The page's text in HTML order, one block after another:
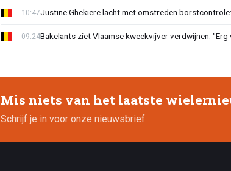
Justine Ghekiere lacht met omstreden
10:47
Bakelants ziet Vlaamse kweekvijver verdwijnen:
09:24
Mis niets van het laatste
Schrijf je in voor onze nieuwsbrief